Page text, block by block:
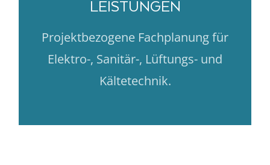
LEISTUNGEN
Projektbezogene Fachplanung für
Elektro-, Sanitär-, Lüftungs- und
Kältetechnik.